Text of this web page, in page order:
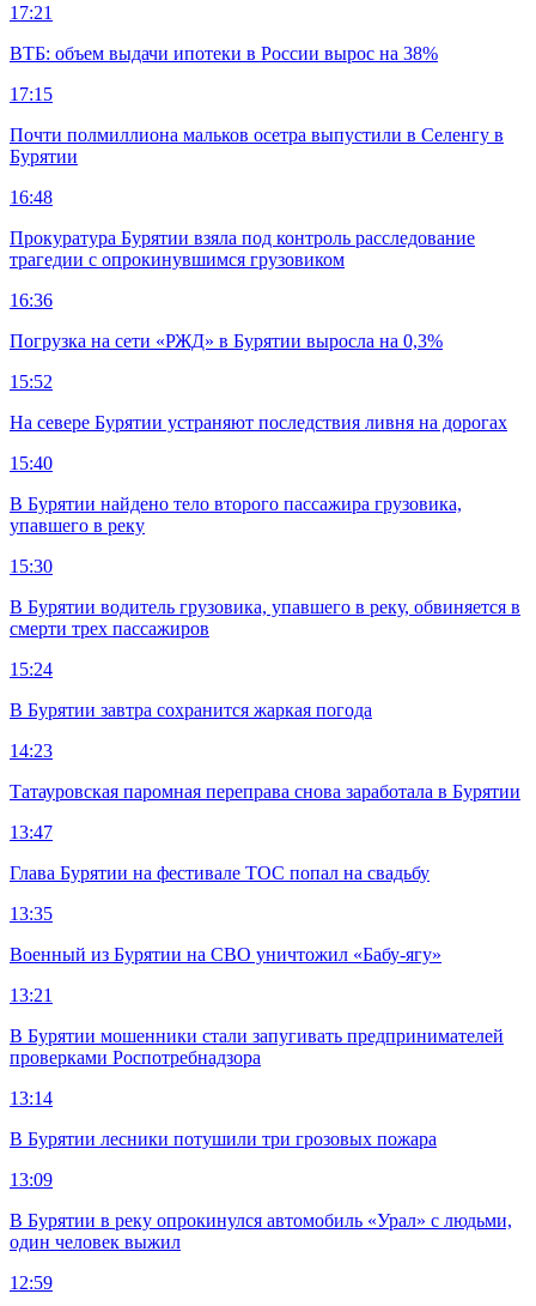
17:21
ВТБ: объем выдачи ипотеки в России вырос на 38%
17:15
Почти полмиллиона мальков осетра выпустили в Селенгу в
Бурятии
16:48
Прокуратура Бурятии взяла под контроль расследование
трагедии с опрокинувшимся грузовиком
16:36
Погрузка на сети «РЖД» в Бурятии выросла на 0,3%
15:52
На севере Бурятии устраняют последствия ливня на дорогах
15:40
В Бурятии найдено тело второго пассажира грузовика,
упавшего в реку
15:30
В Бурятии водитель грузовика, упавшего в реку, обвиняется в
смерти трех пассажиров
15:24
В Бурятии завтра сохранится жаркая погода
14:23
Татауровская паромная переправа снова заработала в Бурятии
13:47
Глава Бурятии на фестивале ТОС попал на свадьбу
13:35
Военный из Бурятии на СВО уничтожил «Бабу-ягу»
13:21
В Бурятии мошенники стали запугивать предпринимателей
проверками Роспотребнадзора
13:14
В Бурятии лесники потушили три грозовых пожара
13:09
В Бурятии в реку опрокинулся автомобиль «Урал» с людьми,
один человек выжил
12:59